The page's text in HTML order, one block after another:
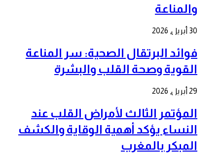
والمناعة
30 أبريل, 2026
فوائد البرتقال الصحية: سر المناعة
القوية وصحة القلب والبشرة
29 أبريل, 2026
المؤتمر الثالث لأمراض القلب عند
النساء يؤكد أهمية الوقاية والكشف
المبكر بالمغرب